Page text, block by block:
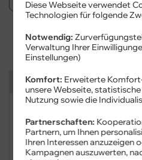
Kategorien
Festnetz
Diese Webseite verwendet
Technologien für folgende
Notwendig:
Verwaltung Ihrer
Einstellungen)
Komfort: Erweiterte
unsere Webseite,
Nutzung sowie die
Partnerschaften:
Partnern, um Ihnen
Ihren Interessen anzuzeigen
Kampagnen auszuwerten,